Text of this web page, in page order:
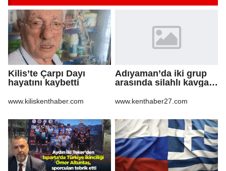
Kilis’te Çarpı Dayı
hayatını kaybetti
www.kiliskenthaber.com
Adıyaman’da iki grup
arasında silahlı kavga:
www.kenthaber27.com